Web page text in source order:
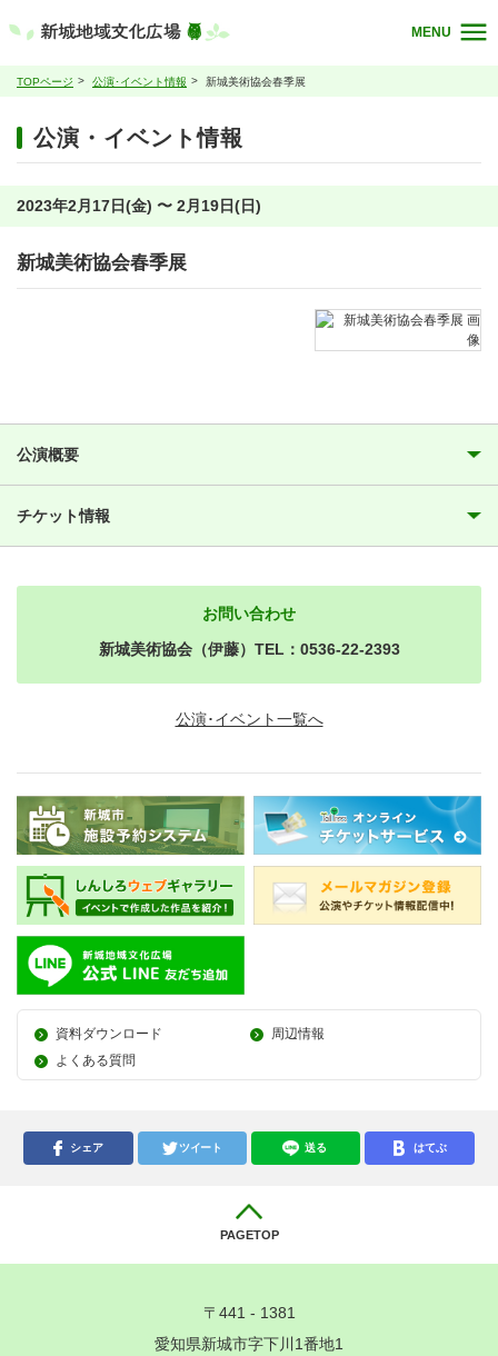
MENU
TOPページ 公演･イベント情報 新城美術協会春季展
公演・イベント情報
2023年2月17日(金) 〜 2月19日(日)
新城美術協会春季展
公演概要
チケット情報
お問い合わせ
新城美術協会（伊藤）TEL：0536-22-2393
公演･イベント一覧へ
資料ダウンロード
周辺情報
よくある質問
シェア ツイート 送る はてぶ
PAGETOP
〒441 - 1381
愛知県新城市字下川1番地1